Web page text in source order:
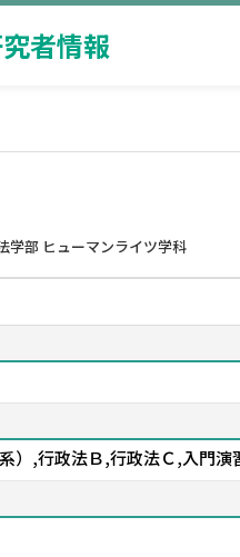
者情報
学部 ヒューマンライツ学科
,行政法Ｂ,行政法Ｃ,入門演